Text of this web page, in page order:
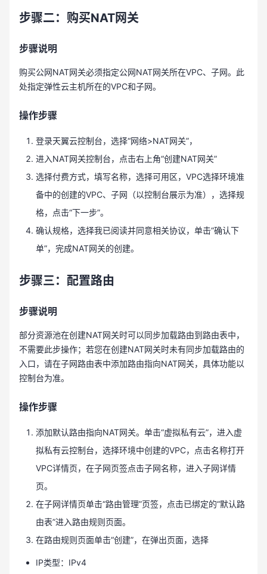
步骤二：购买NAT网关
步骤说明
购买公网NAT网关必须指定公网NAT网关所在VPC、子网。此
处指定弹性云主机所在的VPC和子网。
操作步骤
登录天翼云控制台，选择“网络>NAT网关”，
进入NAT网关控制台，点击右上角“创建NAT网关”
选择付费方式，填写名称，选择可用区，VPC选择环境准
备中的创建的VPC、子网（以控制台展示为准），选择规
格，点击“下一步”。
确认规格，选择我已阅读并同意相关协议，单击“确认下
单”，完成NAT网关的创建。
步骤三：配置路由
步骤说明
部分资源池在创建NAT网关时可以同步加载路由到路由表中，
不需要此步操作；若您在创建NAT网关时未有同步加载路由的
入口，请在子网路由表中添加路由指向NAT网关，具体功能以
控制台为准。
操作步骤
添加默认路由指向NAT网关。单击“虚拟私有云”，进入虚
拟私有云控制台，选择环境中创建的VPC，点击名称打开
VPC详情页，在子网页签点击子网名称，进入子网详情
页。
在子网详情页单击“路由管理”页签，点击已绑定的“默认路
由表”进入路由规则页面。
在路由规则页面单击“创建”，在弹出页面，选择
IP类型：IPv4